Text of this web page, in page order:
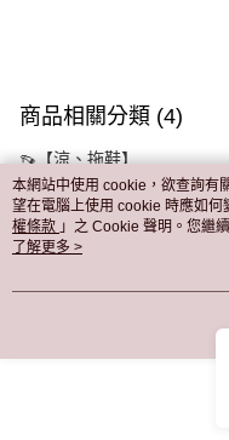
商品相關分類 (4)
👡【涼、拖鞋】
🎉本週新品｜NEW
本分類熱銷
本網站中使用 cookie，欲查詢有
望在電腦上使用 cookie 時應如
權條款 」之 Cookie 聲明。您繼
用條款之 Cookie 聲明使用 cookie
了解更多 >